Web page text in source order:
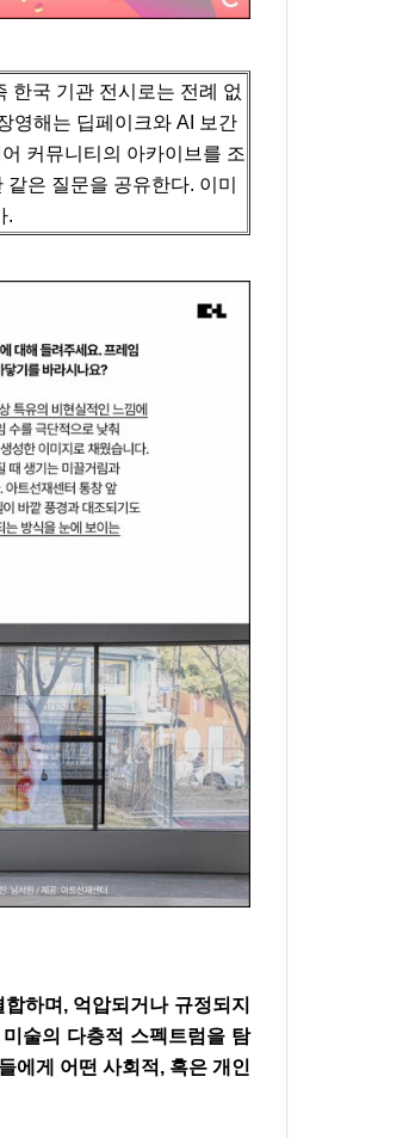
한국 기관 전시로는 전례 없
영해는 딥페이크와 AI 보간
커뮤니티의 아카이브를 조
은 질문을 공유한다. 이미
.
하며, 억압되거나 규정되지
술의 다층적 스펙트럼을 탐
에게 어떤 사회적, 혹은 개인